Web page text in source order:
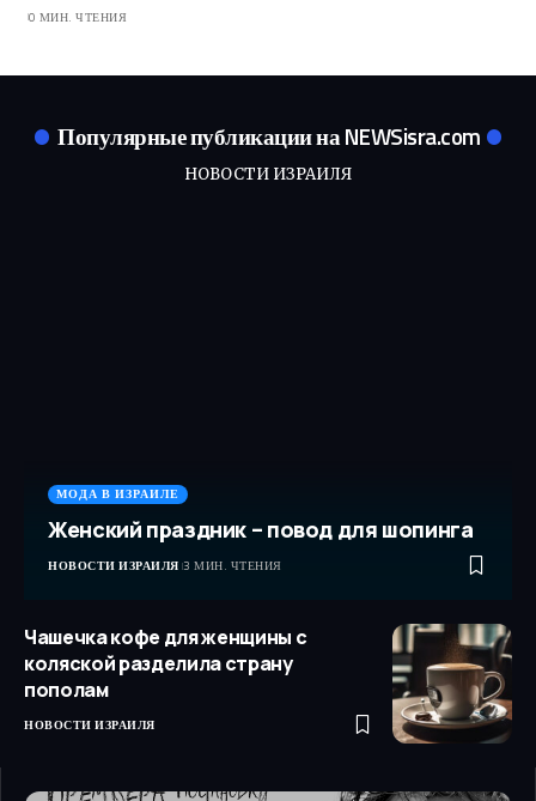
0 МИН. ЧТЕНИЯ
Популярные публикации на NEWSisra.com
НОВОСТИ ИЗРАИЛЯ
МОДА В ИЗРАИЛЕ
Женский праздник – повод для шопинга
НОВОСТИ ИЗРАИЛЯ 3 МИН. ЧТЕНИЯ
Чашечка кофе для женщины с
коляской разделила страну
пополам
НОВОСТИ ИЗРАИЛЯ